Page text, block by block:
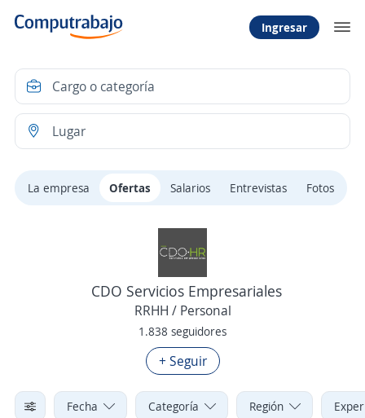
Ingresar
La empresa Ofertas Salarios Entrevistas Fotos
CDO Servicios Empresariales
RRHH / Personal
1.838 seguidores
+ Seguir
Fecha Categoría Región